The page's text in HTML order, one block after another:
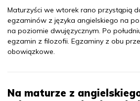
Maturzyści we wtorek rano przystąpią
egzaminów z języka angielskiego na
na poziomie dwujęzycznym. Po
egzamin z filozofii. Egzaminy z obu
obowiązkowe.
Na maturze z